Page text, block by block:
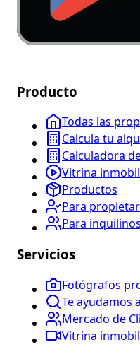
Producto
Todas las
Calcula tu
Calculadora
Vitrina
Productos
Para
Para inquilinos
Servicios
Fotógrafos
Te ayudamos
Mercado de
Vitrina